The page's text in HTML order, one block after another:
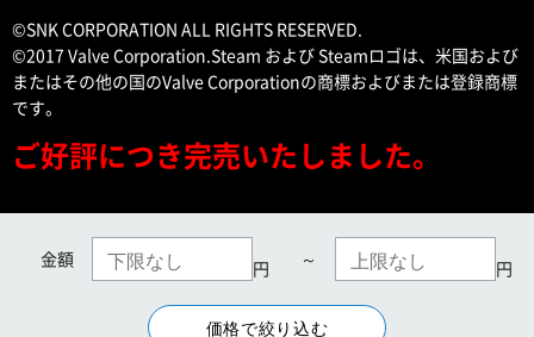
©SNK CORPORATION ALL RIGHTS RESERVED.
©2017 Valve Corporation.Steam および Steamロゴは、米国および
またはその他の国のValve Corporationの商標およびまたは登録商標
です。
ご好評につき完売いたしました。
金額 円 ～ 円